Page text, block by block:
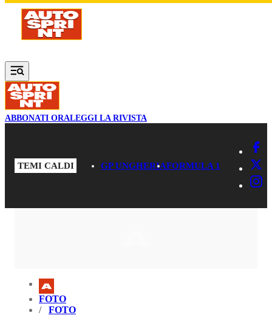
Vai al contenuto principale
ABBONATI ORALEGGI LA RIVISTA
TEMI CALDI GP UNGHERIAFORMULA 1
FOTO
FOTO